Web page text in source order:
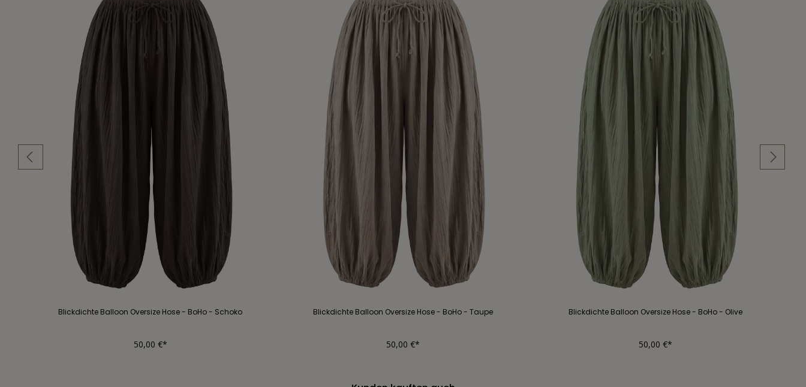
Blickdichte Balloon Oversize Hose - BoHo - Schoko
50,00 €*
Blickdichte Balloon Oversize Hose - BoHo - Taupe
50,00 €*
Blickdichte Balloon Oversize Hose - BoHo - Olive
50,00 €*